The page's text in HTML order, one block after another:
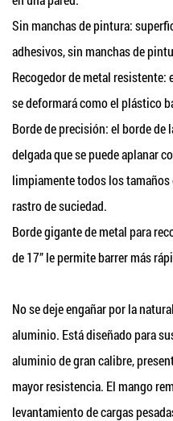
Sin manchas de pintura:
adhesivos, sin manchas de
Recogedor de metal resistente:
se deformará como el plástico
Borde de precisión: el borde de
delgada que se puede aplanar
limpiamente todos los
rastro de suciedad.
Borde gigante de metal para
de 17” le permite barrer más
No se deje engañar por la
aluminio. Está diseñado para
aluminio de gran calibre,
mayor resistencia. El mango
levantamiento de cargas